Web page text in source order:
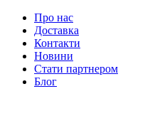
Про нас
Доставка
Контакти
Новини
Стати партнером
Блог